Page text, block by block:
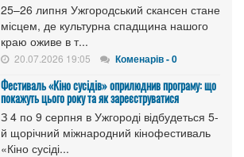
25–26 липня Ужгородський скансен стане
місцем, де культурна спадщина нашого
краю оживе в т...
20.07.2026 19:05 Коменарів - 0
Фестиваль «Кіно сусідів» оприлюднив програму: що
покажуть цього року та як зареєструватися
З 4 по 9 серпня в Ужгороді відбудеться 5-
й щорічний міжнародний кінофестиваль
«Кіно сусіді...